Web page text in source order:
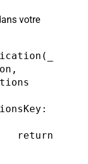
votre
return